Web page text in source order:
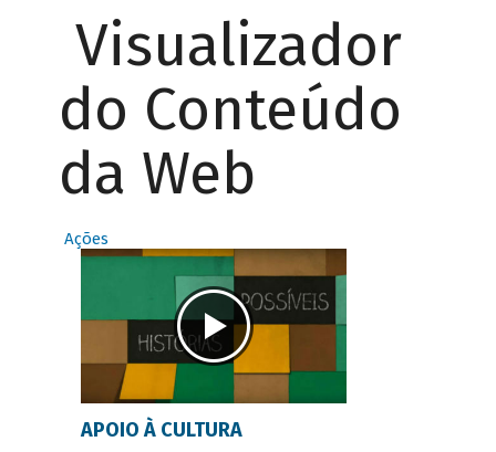
Visualizador
do Conteúdo
da Web
Ações
APOIO À CULTURA